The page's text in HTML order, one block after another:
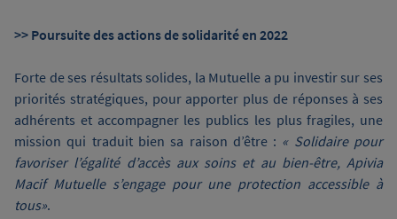
>> Poursuite des actions de solidarité en 2022
Forte de ses résultats solides, la Mutuelle a pu investir sur ses
priorités stratégiques, pour apporter plus de réponses à ses
adhérents et accompagner les publics les plus fragiles, une
mission qui traduit bien sa raison d’être : « Solidaire pour
favoriser l’égalité d’accès aux soins et au bien-être, Apivia
Macif Mutuelle s’engage pour une protection accessible à
tous».